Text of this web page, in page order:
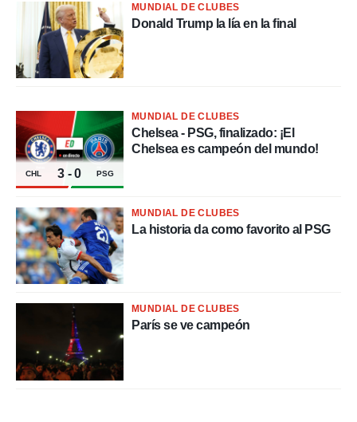
de
a través
de
de
uso de
con el
mediante
publicidad
1199
MUNDIAL DE CLUBES
Donald Trump la lía en la final
CHL 3 - 0 PSG
MUNDIAL DE CLUBES
Chelsea - PSG, finalizado: ¡El
Chelsea es campeón del mundo!
MUNDIAL DE CLUBES
La historia da como favorito al PSG
MUNDIAL DE CLUBES
París se ve campeón